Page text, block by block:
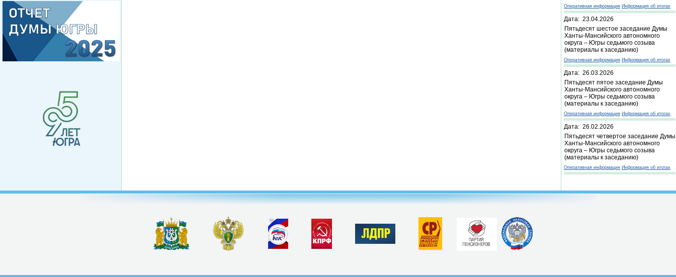
Оперативная информация Информация об итогах
Дата: 23.04.2026
Пятьдесят шестое заседание Думы
Ханты-Мансийского автономного
округа – Югры седьмого созыва
(материалы к заседанию)
Оперативная информация Информация об итогах
Дата: 26.03.2026
Пятьдесят пятое заседание Думы
Ханты-Мансийского автономного
округа – Югры седьмого созыва
(материалы к заседанию)
Оперативная информация Информация об итогах
Дата: 26.02.2026
Пятьдесят четвертое заседание Думы
Ханты-Мансийского автономного
округа – Югры седьмого созыва
(материалы к заседанию)
Оперативная информация Информация об итогах